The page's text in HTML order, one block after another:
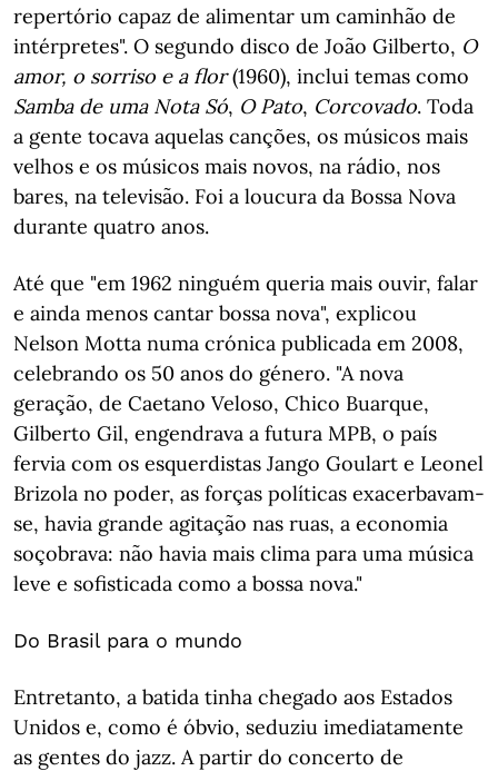
repertório capaz de alimentar um caminhão de
intérpretes". O segundo disco de João Gilberto, O
amor, o sorriso e a flor(1960), inclui temas como
Samba de uma Nota Só, O Pato, Corcovado. Toda
a gente tocava aquelas canções, os músicos mais
velhos e os músicos mais novos, na rádio, nos
bares, na televisão. Foi a loucura da Bossa Nova
durante quatro anos.
Até que "em 1962 ninguém queria mais ouvir, falar
e ainda menos cantar bossa nova", explicou
Nelson Motta numa crónica publicada em 2008,
celebrando os 50 anos do género. "A nova
geração, de Caetano Veloso, Chico Buarque,
Gilberto Gil, engendrava a futura MPB, o país
fervia com os esquerdistas Jango Goulart e Leonel
Brizola no poder, as forças políticas exacerbavam-
se, havia grande agitação nas ruas, a economia
soçobrava: não havia mais clima para uma música
leve e sofisticada como a bossa nova."
Do Brasil para o mundo
Entretanto, a batida tinha chegado aos Estados
Unidos e, como é óbvio, seduziu imediatamente
as gentes do jazz. A partir do concerto de